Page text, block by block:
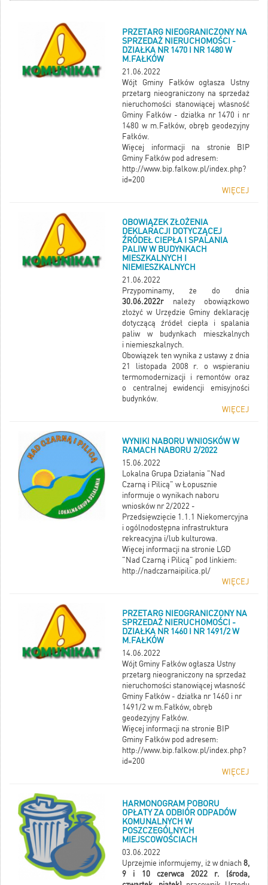
PRZETARG NIEOGRANICZONY NA
SPRZEDAŻ NIERUCHOMOŚCI -
DZIAŁKA NR 1470 I NR 1480 W
M.FAŁKÓW
21.06.2022
Wójt Gminy Fałków ogłasza Ustny
przetarg nieograniczony na sprzedaż
nieruchomości stanowiącej własność
Gminy Fałków - działka nr 1470 i nr
1480 w m.Fałków, obręb geodezyjny
Fałków.
Więcej informacji na stronie BIP
Gminy Fałków pod adresem:
http://www.bip.falkow.pl/index.php?
id=200
WIĘCEJ
OBOWIĄZEK ZŁOŻENIA
DEKLARACJI DOTYCZĄCEJ
ŹRÓDEŁ CIEPŁA I SPALANIA
PALIW W BUDYNKACH
MIESZKALNYCH I
NIEMIESZKALNYCH
21.06.2022
Przypominamy, że do dnia
30.06.2022r należy obowiązkowo
złożyć w Urzędzie Gminy deklarację
dotyczącą źródeł ciepła i spalania
paliw w budynkach mieszkalnych
i niemieszkalnych.
Obowiązek ten wynika z ustawy z dnia
21 listopada 2008 r. o wspieraniu
termomodernizacji i remontów oraz
o centralnej ewidencji emisyjności
budynków.
WIĘCEJ
WYNIKI NABORU WNIOSKÓW W
RAMACH NABORU 2/2022
15.06.2022
Lokalna Grupa Działania "Nad
Czarną i Pilicą" w Łopusznie
informuje o wynikach naboru
wniosków nr 2/2022 -
Przedsięwzięcie 1.1.1 Niekomercyjna
i ogólnodostępna infrastruktura
rekreacyjna i/lub kulturowa.
Więcej informacji na stronie LGD
"Nad Czarną i Pilicą" pod linkiem:
http://nadczarnaipilica.pl/
WIĘCEJ
PRZETARG NIEOGRANICZONY NA
SPRZEDAŻ NIERUCHOMOŚCI -
DZIAŁKA NR 1460 I NR 1491/2 W
M.FAŁKÓW
14.06.2022
Wójt Gminy Fałków ogłasza Ustny
przetarg nieograniczony na sprzedaż
nieruchomości stanowiącej własność
Gminy Fałków - działka nr 1460 i nr
1491/2 w m.Fałków, obręb
geodezyjny Fałków.
Więcej informacji na stronie BIP
Gminy Fałków pod adresem:
http://www.bip.falkow.pl/index.php?
id=200
WIĘCEJ
HARMONOGRAM POBORU
OPŁATY ZA ODBIÓR ODPADÓW
KOMUNALNYCH W
POSZCZEGÓLNYCH
MIEJSCOWOŚCIACH
03.06.2022
Uprzejmie informujemy, iż w dniach 8,
9 i 10 czerwca 2022 r. (środa,